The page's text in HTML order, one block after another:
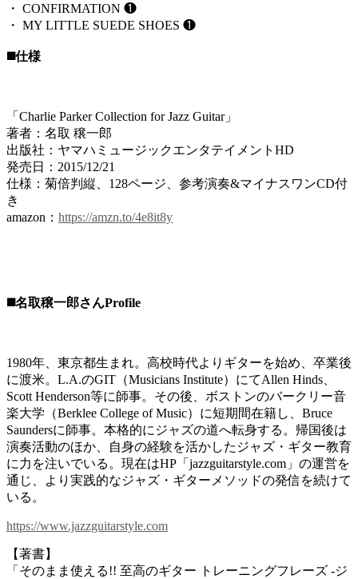
・ CONFIRMATION ❶
・ MY LITTLE SUEDE SHOES ❶
◼️仕様
「Charlie Parker Collection for Jazz Guitar」
著者：名取 穣一郎
出版社：ヤマハミュージックエンタテイメントHD
発売日：2015/12/21
仕様：菊倍判縦、128ページ、参考演奏&マイナスワンCD付
き
amazon： https://amzn.to/4e8it8y
◼️名取穣一郎さんProfile
1980年、東京都生まれ。高校時代よりギターを始め、卒業後
に渡米。L.A.のGIT（Musicians Institute）にてAllen Hinds、
Scott Henderson等に師事。その後、ボストンのバークリー音
楽大学（Berklee College of Music）に短期間在籍し、Bruce
Saundersに師事。本格的にジャズの道へ転身する。帰国後は
演奏活動のほか、自身の経験を活かしたジャズ・ギター教育
に力を注いでいる。現在はHP「jazzguitarstyle.com」の運営を
通じ、より実践的なジャズ・ギターメソッドの発信を続けて
いる。
https://www.jazzguitarstyle.com
【著書】
「そのまま使える!! 至高のギター トレーニングフレーズ -ジ